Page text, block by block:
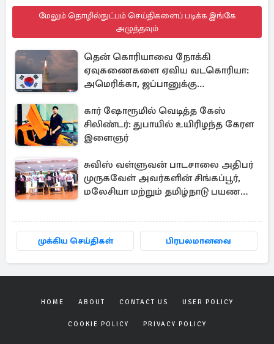
மேலும் தொழில்நுட்பம் செய்திகளைப் படிக்க இங்கே
அழுத்தவும்
தென் கொரியாவை நோக்கி
ஏவுகணைகளை ஏவிய வடகொரியா:
அமெரிக்கா, ஜப்பானுக்கு
கார் ஷோரூமில் வெடித்த கேஸ்
சிலிண்டர்: துபாயில் உயிரிழந்த கேரள
இளைஞர்
சுவிஸ் வள்ளுவன் பாடசாலை அதிபர்
முருகவேள் அவர்களின் சிங்கப்பூர்,
மலேசியா மற்றும் தமிழ்நாடு பயண
முக்கிய செய்திகள் பிரபலமானவை
HOME ABOUT CONTACT US USER POLICY
COOKIE POLICY PRIVACY POLICY